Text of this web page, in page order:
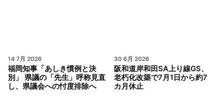
14 7月 2026
福岡知事「あしき慣例と決
別」 県議の「先生」呼称見直
し、県議会への忖度排除へ
30 6月 2026
阪和道岸和田SA上り線GS、
老朽化改築で7月1日から約7
カ月休止